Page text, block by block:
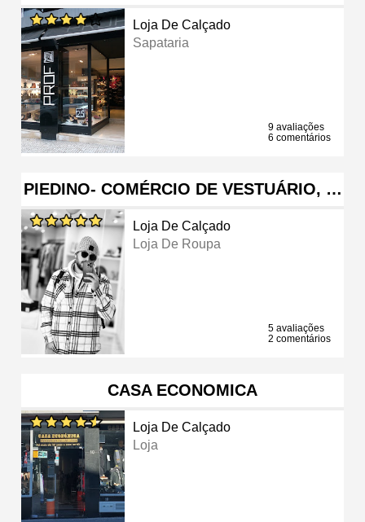
Loja De Calçado
Sapataria
9 avaliações
6 comentários
PIEDINO- COMÉRCIO DE VESTUÁRIO, …
Loja De Calçado
Loja De Roupa
5 avaliações
2 comentários
CASA ECONOMICA
Loja De Calçado
Loja